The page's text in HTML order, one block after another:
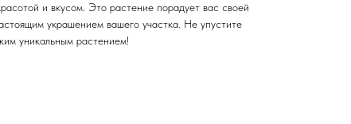
и вкусом. Это растение порадует вас своей
украшением вашего участка. Не упустите
уникальным растением!